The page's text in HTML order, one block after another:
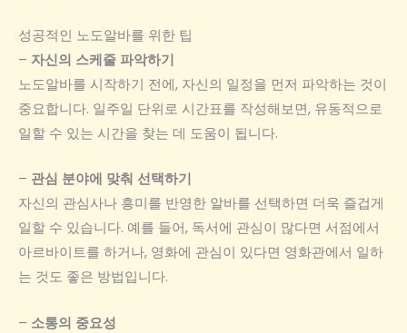
성공적인 노도알바를 위한 팁
– 자신의 스케줄 파악하기
노도알바를 시작하기 전에, 자신의 일정을 먼저 파악하는 것이
중요합니다. 일주일 단위로 시간표를 작성해보면, 유동적으로
일할 수 있는 시간을 찾는 데 도움이 됩니다.
– 관심 분야에 맞춰 선택하기
자신의 관심사나 흥미를 반영한 알바를 선택하면 더욱 즐겁게
일할 수 있습니다. 예를 들어, 독서에 관심이 많다면 서점에서
아르바이트를 하거나, 영화에 관심이 있다면 영화관에서 일하
는 것도 좋은 방법입니다.
– 소통의 중요성